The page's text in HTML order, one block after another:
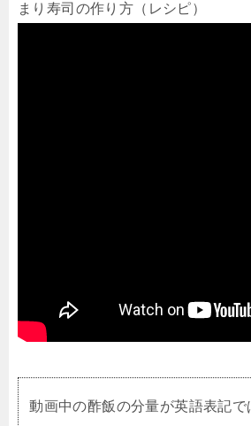
まり寿司の作り方（レシピ）
動画中の酢飯の分量が英語表記で